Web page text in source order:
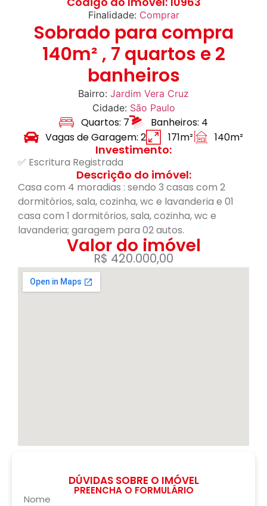
Finalidade: Comprar
Sobrado para compra
140m² , 7 quartos e 2
banheiros
Bairro: Jardim Vera Cruz
Cidade: São Paulo
Quartos: 7
Banheiros: 4
Vagas de Garagem: 2
171m² 140m²
Investimento:
✅ Escritura Registrada
Descrição do imóvel:
Casa com 4 moradias : sendo 3 casas com 2
dormitórios, sala, cozinha, wc e lavanderia e 01
casa com 1 dormitórios, sala, cozinha, wc e
lavanderia; garagem para 02 autos.
Valor do imóvel
R$ 420.000,00
DÚVIDAS SOBRE O IMÓVEL
PREENCHA O FORMULÁRIO
Nome